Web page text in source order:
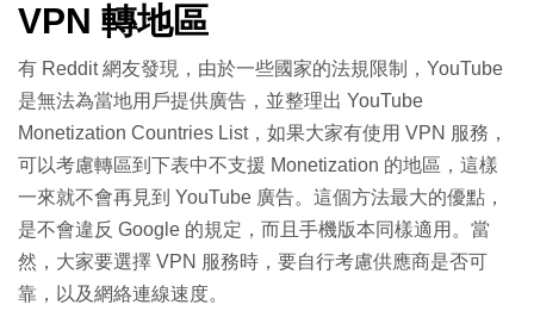
VPN 轉地區
有 Reddit 網友發現，由於一些國家的法規限制，YouTube
是無法為當地用戶提供廣告，並整理出 YouTube
Monetization Countries List，如果大家有使用 VPN 服務，
可以考慮轉區到下表中不支援 Monetization 的地區，這樣
一來就不會再見到 YouTube 廣告。這個方法最大的優點，
是不會違反 Google 的規定，而且手機版本同樣適用。當
然，大家要選擇 VPN 服務時，要自行考慮供應商是否可
靠，以及網絡連線速度。